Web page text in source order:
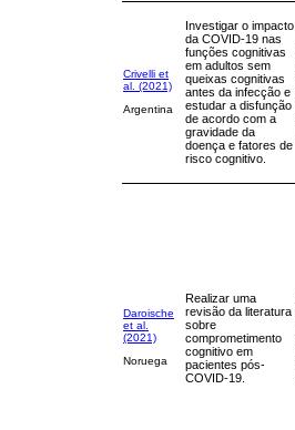
Crivelli et
al. (2021)
Argentina
Investigar o impacto
da COVID-19 nas
funções cognitivas
em adultos sem
queixas cognitivas
antes da infecção e
estudar a disfunção
de acordo com a
gravidade da
doença e fatores de
risco cognitivo.
Daroische
et al.
(2021)
Noruega
Realizar uma
revisão da literatura
sobre
comprometimento
cognitivo em
pacientes pós-
COVID-19.